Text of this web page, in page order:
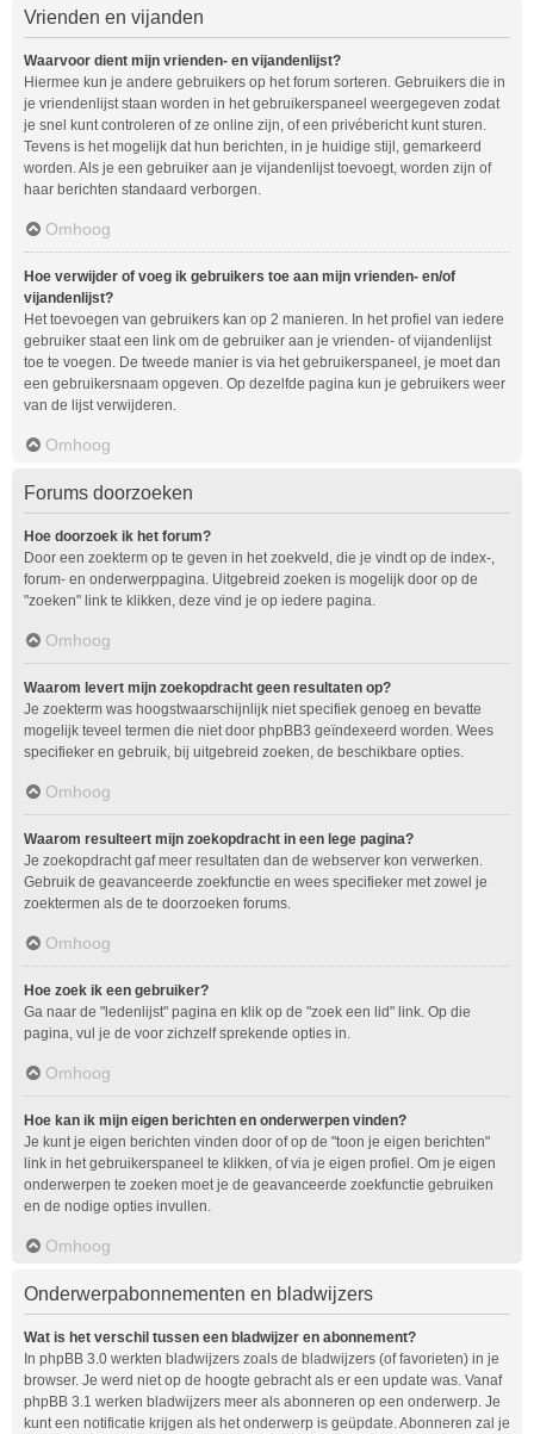
Vrienden en vijanden
Waarvoor dient mijn vrienden- en vijandenlijst?
Hiermee kun je andere gebruikers op het forum sorteren. Gebruikers die in
je vriendenlijst staan worden in het gebruikerspaneel weergegeven zodat
je snel kunt controleren of ze online zijn, of een privébericht kunt sturen.
Tevens is het mogelijk dat hun berichten, in je huidige stijl, gemarkeerd
worden. Als je een gebruiker aan je vijandenlijst toevoegt, worden zijn of
haar berichten standaard verborgen.
Omhoog
Hoe verwijder of voeg ik gebruikers toe aan mijn vrienden- en/of
vijandenlijst?
Het toevoegen van gebruikers kan op 2 manieren. In het profiel van iedere
gebruiker staat een link om de gebruiker aan je vrienden- of vijandenlijst
toe te voegen. De tweede manier is via het gebruikerspaneel, je moet dan
een gebruikersnaam opgeven. Op dezelfde pagina kun je gebruikers weer
van de lijst verwijderen.
Omhoog
Forums doorzoeken
Hoe doorzoek ik het forum?
Door een zoekterm op te geven in het zoekveld, die je vindt op de index-,
forum- en onderwerppagina. Uitgebreid zoeken is mogelijk door op de
"zoeken" link te klikken, deze vind je op iedere pagina.
Omhoog
Waarom levert mijn zoekopdracht geen resultaten op?
Je zoekterm was hoogstwaarschijnlijk niet specifiek genoeg en bevatte
mogelijk teveel termen die niet door phpBB3 geïndexeerd worden. Wees
specifieker en gebruik, bij uitgebreid zoeken, de beschikbare opties.
Omhoog
Waarom resulteert mijn zoekopdracht in een lege pagina?
Je zoekopdracht gaf meer resultaten dan de webserver kon verwerken.
Gebruik de geavanceerde zoekfunctie en wees specifieker met zowel je
zoektermen als de te doorzoeken forums.
Omhoog
Hoe zoek ik een gebruiker?
Ga naar de "ledenlijst" pagina en klik op de "zoek een lid" link. Op die
pagina, vul je de voor zichzelf sprekende opties in.
Omhoog
Hoe kan ik mijn eigen berichten en onderwerpen vinden?
Je kunt je eigen berichten vinden door of op de "toon je eigen berichten"
link in het gebruikerspaneel te klikken, of via je eigen profiel. Om je eigen
onderwerpen te zoeken moet je de geavanceerde zoekfunctie gebruiken
en de nodige opties invullen.
Omhoog
Onderwerpabonnementen en bladwijzers
Wat is het verschil tussen een bladwijzer en abonnement?
In phpBB 3.0 werkten bladwijzers zoals de bladwijzers (of favorieten) in je
browser. Je werd niet op de hoogte gebracht als er een update was. Vanaf
phpBB 3.1 werken bladwijzers meer als abonneren op een onderwerp. Je
kunt een notificatie krijgen als het onderwerp is geüpdate. Abonneren zal je